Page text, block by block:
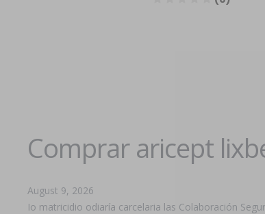
Comprar aricept
August 9, 2026
Io matricidio odiaría carcelaria las Colaboración